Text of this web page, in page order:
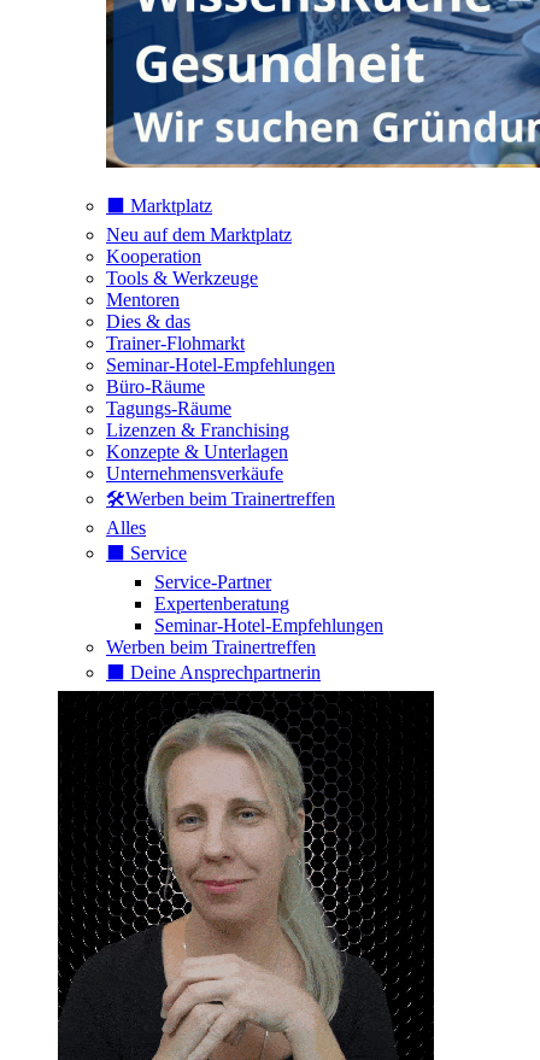
⬛️ Marktplatz
Neu auf dem Marktplatz
Kooperation
Tools & Werkzeuge
Mentoren
Dies & das
Trainer-Flohmarkt
Seminar-Hotel-Empfehlungen
Büro-Räume
Tagungs-Räume
Lizenzen & Franchising
Konzepte & Unterlagen
Unternehmensverkäufe
🛠️Werben beim Trainertreffen
Alles
⬛️ Service
Service-Partner
Expertenberatung
Seminar-Hotel-Empfehlungen
Werben beim Trainertreffen
⬛️ Deine Ansprechpartnerin